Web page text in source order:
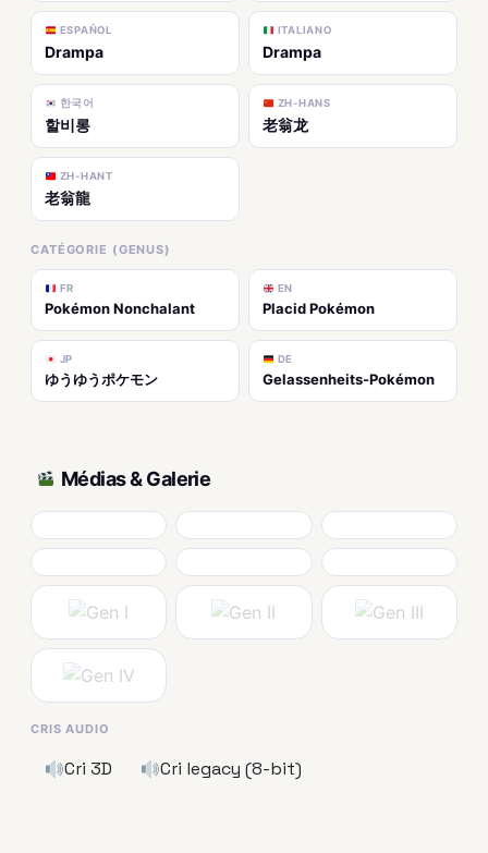
ESPAÑOL
Drampa
ITALIANO
Drampa
한국어
할비롱
ZH-HANS
老翁龙
ZH-HANT
老翁龍
CATÉGORIE (GENUS)
FR
Pokémon Nonchalant
EN
Placid Pokémon
JP
ゆうゆうポケモン
DE
Gelassenheits-Pokémon
Médias & Galerie
CRIS AUDIO
Cri 3D Cri legacy (8-bit)